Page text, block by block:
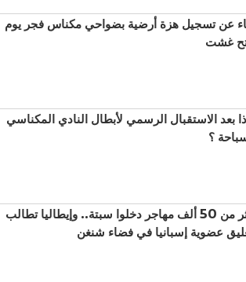
عن تسجيل هزة أرضية بضواحي مكناس فجر يوم
غشت
بعد الاستقبال الرسمي لأبطال النادي المكناسي
؟
أكثر من 50 ألف مهاجر دخلوا سبتة.. وإيطاليا تطالب
عضوية إسبانيا في فضاء شنغن